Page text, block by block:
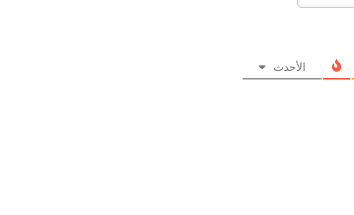
الأحدث